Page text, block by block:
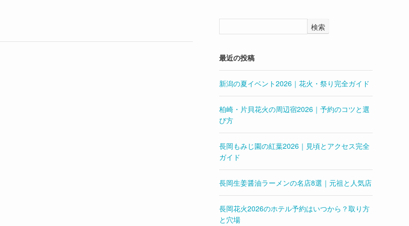
検索
最近の投稿
新潟の夏イベント2026｜花火・祭り完全ガイド
柏崎・片貝花火の周辺宿2026｜予約のコツと選
び方
長岡もみじ園の紅葉2026｜見頃とアクセス完全
ガイド
長岡生姜醤油ラーメンの名店8選｜元祖と人気店
長岡花火2026のホテル予約はいつから？取り方
と穴場